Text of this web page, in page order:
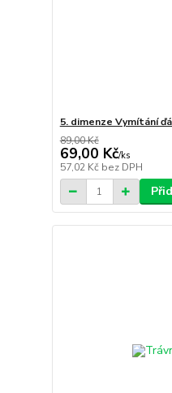
5. dimenze Vymítání
89,00 Kč
69,00 Kč/ks
57,02 Kč bez DPH